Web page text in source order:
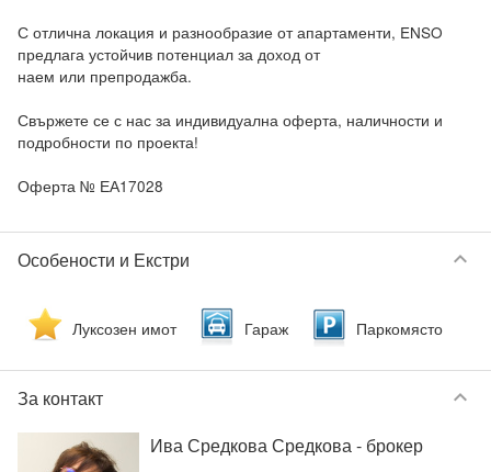
С отлична локация и разнообразие от апартаменти, ENSO
предлага устойчив потенциал за доход от
наем или препродажба.
Свържете се с нас за индивидуална оферта, наличности и
подробности по проекта!
Оферта № ЕА17028
Особености и Екстри keyboard_arrow_down
Луксозен имот Гараж Паркомясто
За контакт keyboard_arrow_down
Ива Средкова Средкова- брокер